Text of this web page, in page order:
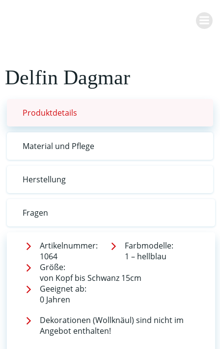
Delfin Dagmar
Produktdetails
Material und Pflege
Herstellung
Fragen
Artikelnummer:
1064
Farbmodelle:
1 – hellblau
Größe:
von Kopf bis Schwanz 15cm
Geeignet ab:
0 Jahren
Dekorationen (Wollknäul) sind nicht im
Angebot enthalten!